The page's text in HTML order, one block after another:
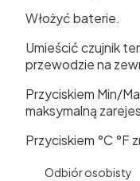
Włożyć baterie.
Umieścić czujnik
przewodzie na
Przyciskiem Min/
maksymalną
Przyciskiem °C °F
Odbiór osobisty